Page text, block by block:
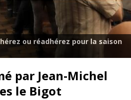
ou réadhérez pour la saison
par Jean-Michel
le Bigot